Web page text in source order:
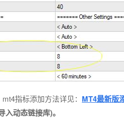
指标添加方法详见： MT4最新版
动态链接库)。